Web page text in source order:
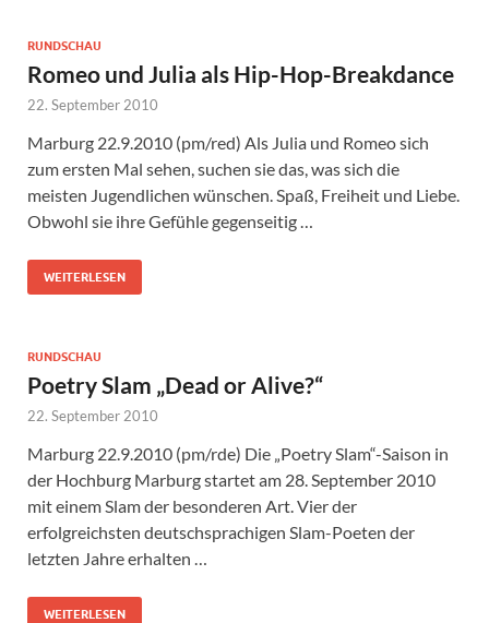
RUNDSCHAU
Romeo und Julia als Hip-Hop-Breakdance
22. September 2010
Marburg 22.9.2010 (pm/red) Als Julia und Romeo sich
zum ersten Mal sehen, suchen sie das, was sich die
meisten Jugendlichen wünschen. Spaß, Freiheit und Liebe.
Obwohl sie ihre Gefühle gegenseitig …
WEITERLESEN
RUNDSCHAU
Poetry Slam „Dead or Alive?“
22. September 2010
Marburg 22.9.2010 (pm/rde) Die „Poetry Slam“-Saison in
der Hochburg Marburg startet am 28. September 2010
mit einem Slam der besonderen Art. Vier der
erfolgreichsten deutschsprachigen Slam-Poeten der
letzten Jahre erhalten …
WEITERLESEN